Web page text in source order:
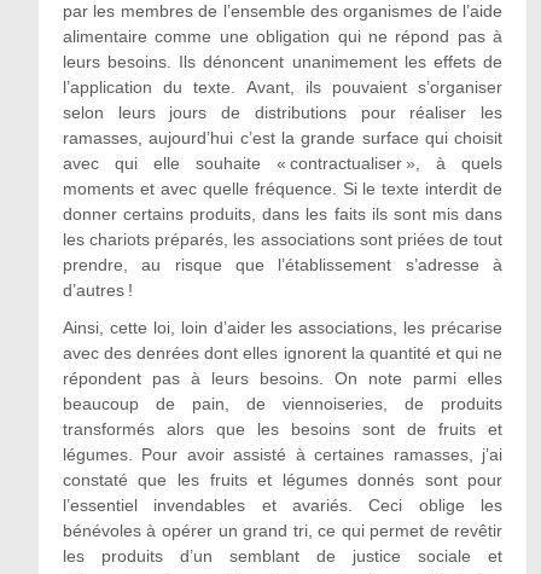
par les membres de l’ensemble des organismes de l’aide
alimentaire comme une obligation qui ne répond pas à
leurs besoins. Ils dénoncent unanimement les effets de
l’application du texte. Avant, ils pouvaient s’organiser
selon leurs jours de distributions pour réaliser les
ramasses, aujourd’hui c’est la grande surface qui choisit
avec qui elle souhaite « contractualiser », à quels
moments et avec quelle fréquence. Si le texte interdit de
donner certains produits, dans les faits ils sont mis dans
les chariots préparés, les associations sont priées de tout
prendre, au risque que l’établissement s’adresse à
d’autres !
Ainsi, cette loi, loin d’aider les associations, les précarise
avec des denrées dont elles ignorent la quantité et qui ne
répondent pas à leurs besoins. On note parmi elles
beaucoup de pain, de viennoiseries, de produits
transformés alors que les besoins sont de fruits et
légumes. Pour avoir assisté à certaines ramasses, j’ai
constaté que les fruits et légumes donnés sont pour
l’essentiel invendables et avariés. Ceci oblige les
bénévoles à opérer un grand tri, ce qui permet de revêtir
les produits d’un semblant de justice sociale et